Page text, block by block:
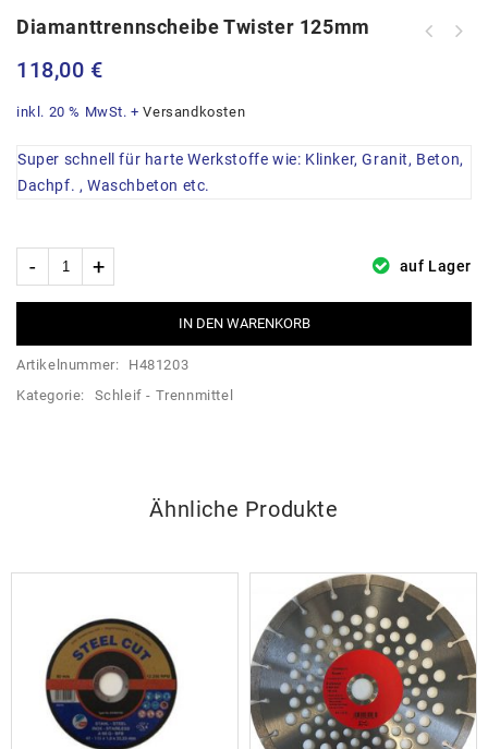
Diamanttrennscheibe Twister 125mm
118,00 €
inkl. 20 % MwSt. +Versandkosten
Super schnell für harte Werkstoffe wie: Klinker, Granit, Beton,
Dachpf. , Waschbeton etc.
auf Lager
IN DEN WARENKORB
Artikelnummer:
H481203
Kategorie:
Schleif - Trennmittel
Ähnliche Produkte